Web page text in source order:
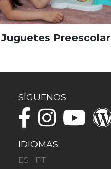
Juguetes Preescolar
SÍGUENOS
IDIOMAS
ES | PT